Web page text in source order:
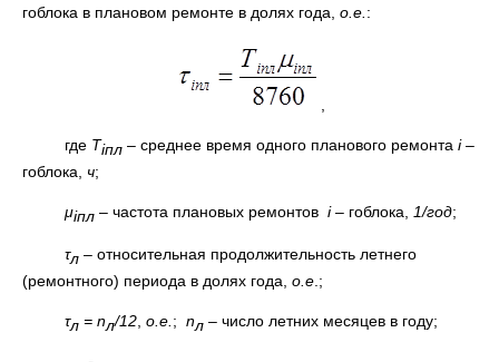
гоблока в плановом ремонте в долях года, о.е. :
где Тiпл– среднее время одного планового ремонта i–
гоблока, ч;
μiпл– частота плановых ремонтов i– гоблока, 1/год;
τл – относительная продолжительность летнего
(ремонтного) периода в долях года, о.е .;
τл= nл/12, о.е. ; nл– число летних месяцев в году;